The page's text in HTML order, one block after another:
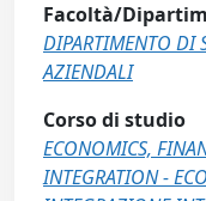
Facoltà/
DIPARTIMENTO DI
AZIENDALI
Corso di studio
ECONOMICS,
INTEGRATION -